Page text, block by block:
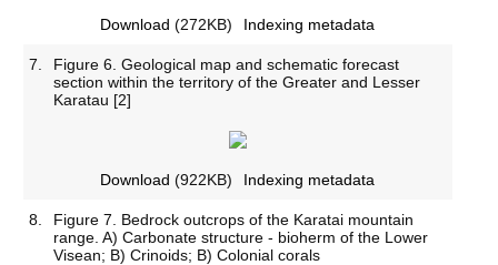
Download (272KB) Indexing metadata
7.
Figure 6. Geological map and schematic forecast
section within the territory of the Greater and Lesser
Karatau [2]
Download (922KB) Indexing metadata
8.
Figure 7. Bedrock outcrops of the Karatai mountain
range. A) Carbonate structure - bioherm of the Lower
Visean; B) Crinoids; B) Colonial corals